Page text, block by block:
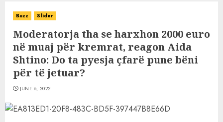
Buzz Slider
Moderatorja tha se harxhon 2000 euro
në muaj për kremrat, reagon Aida
Shtino: Do ta pyesja çfarë pune bëni
për të jetuar?
JUNE 6, 2022